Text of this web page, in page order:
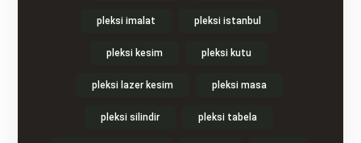
pleksi imalat pleksi istanbul
pleksi kesim pleksi kutu
pleksi lazer kesim pleksi masa
pleksi silindir pleksi tabela